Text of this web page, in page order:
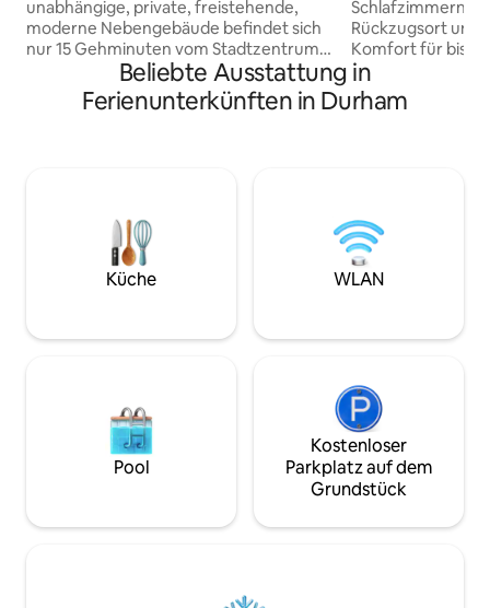
unabhängige, private, freistehende,
moderne Nebengebäude befindet sich
nur 15 Gehminuten vom Stadtzentrum
von Durham mit seiner erstklassigen
Universität und Kathedrale entfernt und
eignet sich sowohl für Urlauber als auch
einer Privatstraße in der Nähe des
Stadtzentrums von Durham liegt. Das
Nebengebäude ist völlig unabhängig und
verfügt über einen eigenen
überdachten Bereich mit Blick auf die
Schlafzimmern
Rückzugsort und
Komfort für bis zu 7
Unterkunft
geräumigen,
ideal zum
Mahlzeiten
einfachem
nahegelegenen
von Durham
alles zu
Beliebte Ausstattung in
Ferienunterkünften in Durham
Küche WLAN
Pool
Kostenloser
Parkplatz auf dem
Grundstück